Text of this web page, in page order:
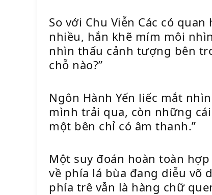
So với Chu Viễn Các có
nhiều, hắn khẽ mím môi
nhìn thấu cảnh tượng bên
chỗ nào?”
Ngôn Hành Yến liếc mắt
mình trải qua, còn những
một bên chỉ có âm thanh.”
Một suy đoán hoàn toàn
về phía lá bùa đang diễu võ
phía trê vẫn là hàng chữ